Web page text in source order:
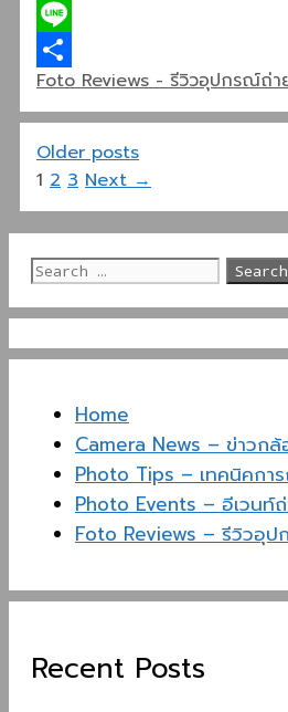
Twitter
Line
Share
Categories
Foto Reviews - รีวิวอุปกรณ์ถ่
Older posts
Page
1 Page
2 Page
3 Next→
Search
Home
Camera News – ข่าวกล้
Photo Tips – เทคนิคกา
Photo Events – อีเวนท์
Foto Reviews – รีวิวอุ
Recent Posts